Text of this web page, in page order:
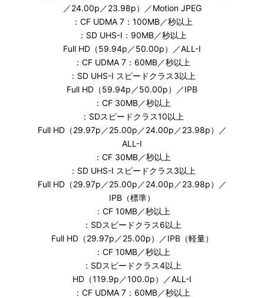
／24.00p／23.98p）／Motion JPEG
：CF UDMA 7：100MB／秒以上
：SD UHS-I：90MB／秒以上
Full HD（59.94p／50.00p）／ALL-I
：CF UDMA 7：60MB／秒以上
：SD UHS-I スピードクラス3以上
Full HD（59.94p／50.00p）／IPB
：CF 30MB／秒以上
：SDスピードクラス10以上
Full HD（29.97p／25.00p／24.00p／23.98p）／
ALL-I
：CF 30MB／秒以上
：SD UHS-I スピードクラス3以上
Full HD（29.97p／25.00p／24.00p／23.98p）／
IPB（標準）
：CF 10MB／秒以上
：SDスピードクラス6以上
Full HD（29.97p／25.00p）／IPB（軽量）
：CF 10MB／秒以上
：SDスピードクラス4以上
HD（119.9p／100.0p）／ALL-I
：CF UDMA 7：60MB／秒以上